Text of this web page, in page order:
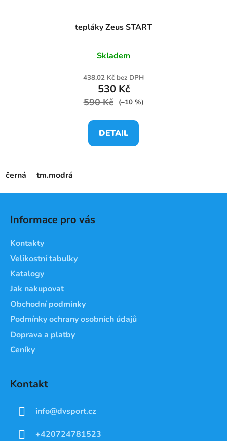
tepláky Zeus START
Skladem
438,02 Kč bez DPH
530 Kč
590 Kč (–10 %)
DETAIL
černá tm.modrá
Informace pro vás
Kontakty
Velikostní tabulky
Katalogy
Jak nakupovat
Obchodní podmínky
Podmínky ochrany osobních údajů
Doprava a platby
Ceníky
Kontakt
info@dvsport.cz
+420724781523